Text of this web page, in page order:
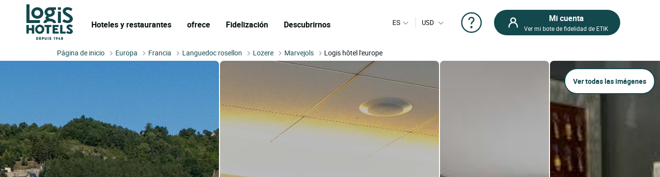
Hoteles y restaurantes ofrece Fidelización Descubrirnos ES USD Mi cuenta
Ver mi bote de fidelidad de ETIK
Página de inicio Europa Francia Languedoc rosellon Lozere Marvejols Logis hôtel l'europe
Ver todas las imágenes